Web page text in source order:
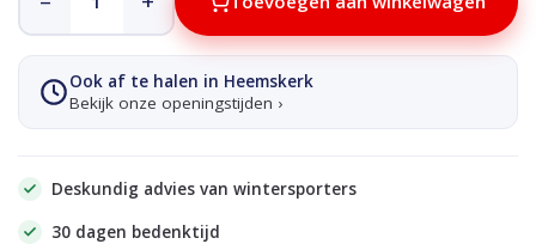
Ook af te halen in Heemskerk
Bekijk onze openingstijden ›
Deskundig advies van wintersporters
30 dagen bedenktijd